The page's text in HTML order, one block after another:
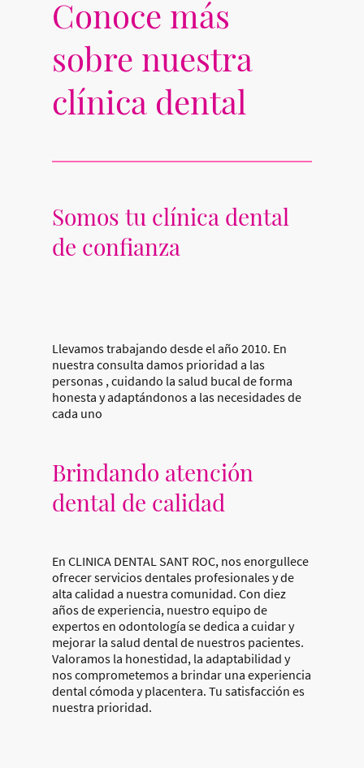
Conoce más
sobre nuestra
clínica dental
Somos tu clínica dental
de confianza
Llevamos trabajando desde el año 2010. En
nuestra consulta damos prioridad a las
personas , cuidando la salud bucal de forma
honesta y adaptándonos a las necesidades de
cada uno
Brindando atención
dental de calidad
En CLINICA DENTAL SANT ROC, nos enorgullece
ofrecer servicios dentales profesionales y de
alta calidad a nuestra comunidad. Con diez
años de experiencia, nuestro equipo de
expertos en odontología se dedica a cuidar y
mejorar la salud dental de nuestros pacientes.
Valoramos la honestidad, la adaptabilidad y
nos comprometemos a brindar una experiencia
dental cómoda y placentera. Tu satisfacción es
nuestra prioridad.